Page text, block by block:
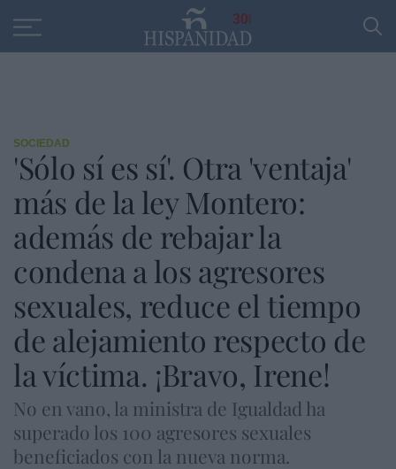
30
SOCIEDAD
'Sólo sí es sí'. Otra 'ventaja'
más de la ley Montero:
además de rebajar la
condena a los agresores
sexuales, reduce el tiempo
de alejamiento respecto de
la víctima. ¡Bravo, Irene!
No en vano, la ministra de Igualdad ha
superado los 100 agresores sexuales
beneficiados con la nueva norma.